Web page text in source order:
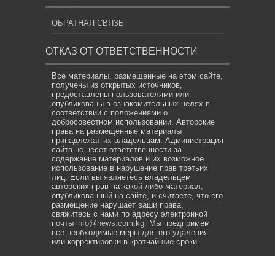
ОБРАТНАЯ СВЯЗЬ
ОТКАЗ ОТ ОТВЕТСТВЕННОСТИ
Все материалы, размещенные на этом сайте,
получены из открытых источников,
предоставлены пользователями или
опубликованы в ознакомительных целях в
соответствии с положениями о
добросовестном использовании. Авторские
права на размещенные материалы
принадлежат их владельцам. Администрация
сайта не несет ответственности за
содержание материалов и их возможное
использование в нарушение прав третьих
лиц. Если вы являетесь владельцем
авторских прав на какой-либо материал,
опубликованный на сайте, и считаете, что его
размещение нарушает ваши права,
свяжитесь с нами по адресу электронной
почты info@news.com.kg. Мы предпримем
все необходимые меры для его удаления
или корректировки в кратчайшие сроки.